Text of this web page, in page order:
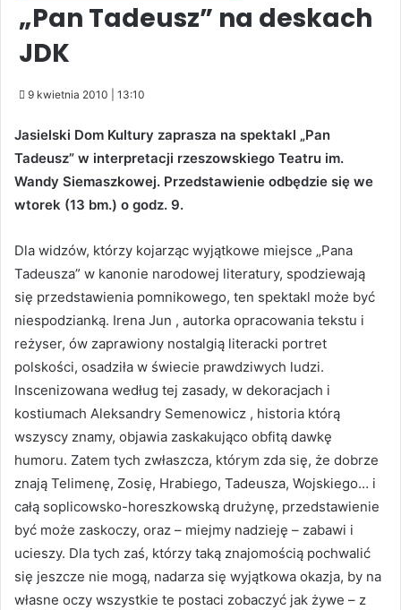
„Pan Tadeusz” na deskach
JDK
9 kwietnia 2010 | 13:10
Jasielski Dom Kultury zaprasza na spektakl „Pan
Tadeusz” w interpretacji rzeszowskiego Teatru im.
Wandy Siemaszkowej. Przedstawienie odbędzie się we
wtorek (13 bm.) o godz. 9.
Dla widzów, którzy kojarząc wyjątkowe miejsce „Pana
Tadeusza” w kanonie narodowej literatury, spodziewają
się przedstawienia pomnikowego, ten spektakl może być
niespodzianką. Irena Jun , autorka opracowania tekstu i
reżyser, ów zaprawiony nostalgią literacki portret
polskości, osadziła w świecie prawdziwych ludzi.
Inscenizowana według tej zasady, w dekoracjach i
kostiumach Aleksandry Semenowicz , historia którą
wszyscy znamy, objawia zaskakująco obfitą dawkę
humoru. Zatem tych zwłaszcza, którym zda się, że dobrze
znają Telimenę, Zosię, Hrabiego, Tadeusza, Wojskiego… i
całą soplicowsko-horeszkowską drużynę, przedstawienie
być może zaskoczy, oraz – miejmy nadzieję – zabawi i
ucieszy. Dla tych zaś, którzy taką znajomością pochwalić
się jeszcze nie mogą, nadarza się wyjątkowa okazja, by na
własne oczy wszystkie te postaci zobaczyć jak żywe – z